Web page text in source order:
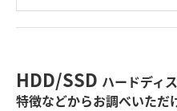
HDD/SSD ハードディ
特徴などからお調べいただ